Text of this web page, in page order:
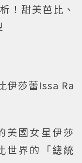
！甜美芭比、
伊莎蕾Issa Ra
美國女星伊莎
世界的「總統